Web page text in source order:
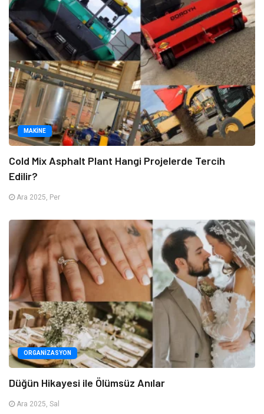
MAKINE
Cold Mix Asphalt Plant Hangi Projelerde Tercih
Edilir?
Ara 2025, Per
ORGANIZASYON
Düğün Hikayesi ile Ölümsüz Anılar
Ara 2025, Sal